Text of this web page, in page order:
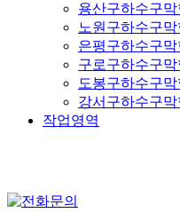
용산구하수구
노원구하수구
은평구하수구
구로구하수구
도봉구하수구
강서구하수구
작업영역